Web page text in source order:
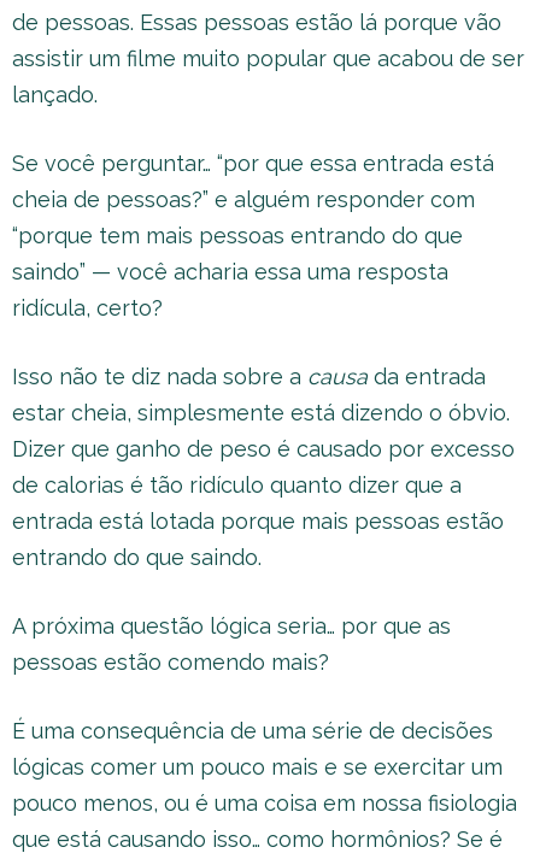
de pessoas. Essas pessoas estão lá porque vão
assistir um filme muito popular que acabou de ser
lançado.
Se você perguntar… “por que essa entrada está
cheia de pessoas?” e alguém responder com
“porque tem mais pessoas entrando do que
saindo” — você acharia essa uma resposta
ridícula, certo?
Isso não te diz nada sobre a causa da entrada
estar cheia, simplesmente está dizendo o óbvio.
Dizer que ganho de peso é causado por excesso
de calorias é tão ridículo quanto dizer que a
entrada está lotada porque mais pessoas estão
entrando do que saindo.
A próxima questão lógica seria… por que as
pessoas estão comendo mais?
É uma consequência de uma série de decisões
lógicas comer um pouco mais e se exercitar um
pouco menos, ou é uma coisa em nossa fisiologia
que está causando isso… como hormônios? Se é